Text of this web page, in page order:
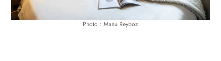
Photo : Manu Reyboz